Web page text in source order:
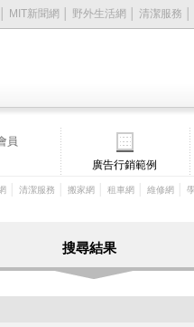
MIT新聞網 野外生活網 清潔服務
員
廣告行銷範例
│ 清潔服務 搬家網│ 租車網│ 維修網│
搜尋結果